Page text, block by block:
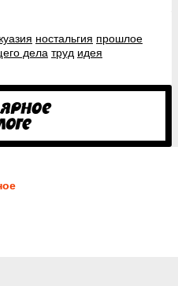
ностальгия прошлое
дела труд идея